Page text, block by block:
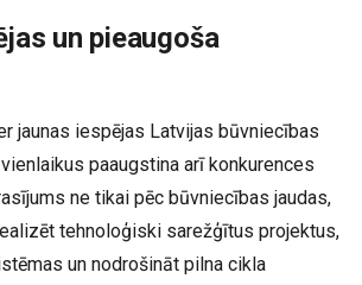
un pieaugoša
jaunas iespējas Latvijas būvniecības
paaugstina arī konkurences
ne tikai pēc būvniecības jaudas,
tehnoloģiski sarežģītus projektus,
un nodrošināt pilna cikla